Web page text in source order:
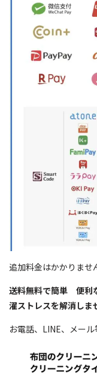
追加料金はかかりませ
送料無料で簡単 便利
濯ストレスを解消しま
お電話、LINE、メー